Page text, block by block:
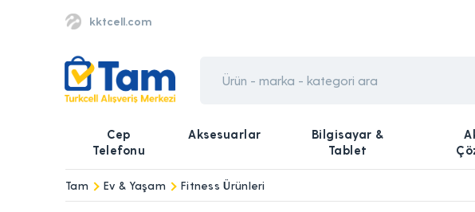
kktcell.com
Cep
Telefonu
Aksesuarlar
Bilgisayar &
Tablet
Tam Ev & Yaşam Fitness Ürünleri